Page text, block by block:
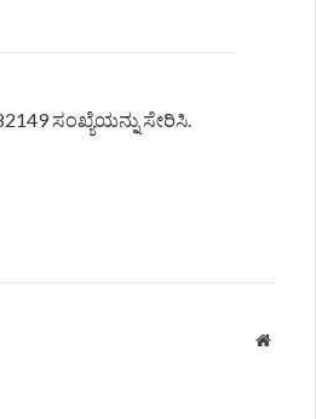
ಸಂಖ್ಯೆಯನ್ನು ಸೇರಿಸಿ.
Website